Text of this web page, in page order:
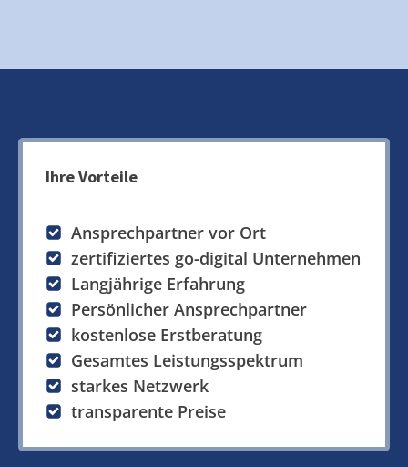
Ihre Vorteile
Ansprechpartner vor Ort
zertifiziertes go-digital Unternehmen
Langjährige Erfahrung
Persönlicher Ansprechpartner
kostenlose Erstberatung
Gesamtes Leistungsspektrum
starkes Netzwerk
transparente Preise